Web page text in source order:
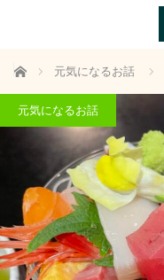
ホーム 元気になるお話
元気になるお話